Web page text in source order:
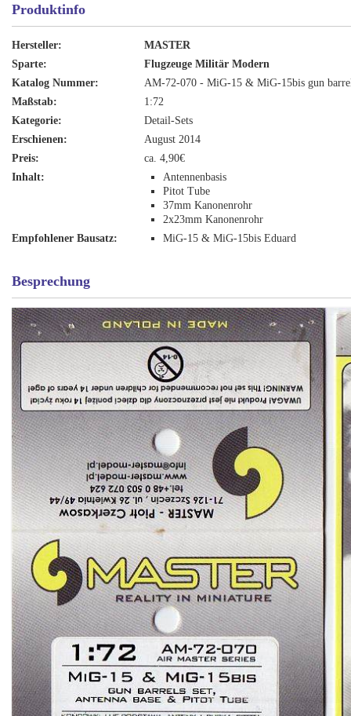
Produktinfo
Hersteller:
MASTER
Sparte:
Flugzeuge Militär Modern
Katalog Nummer:
AM-72-070 - MiG-15 & MiG-15bis gun
Maßstab:
1:72
Kategorie:
Detail-Sets
Erschienen:
August 2014
Preis:
ca. 4,90€
Inhalt:
Antennenbasis
Pitot Tube
37mm Kanonenrohr
2x23mm Kanonenrohr
Empfohlener Bausatz:
MiG-15 & MiG-15bis Eduard
Besprechung